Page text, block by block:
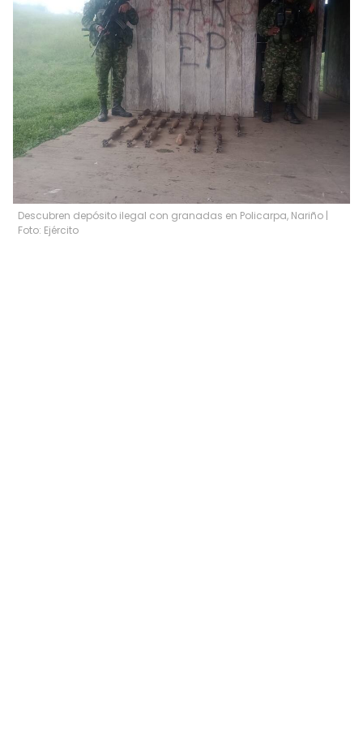
Descubren depósito ilegal con granadas en Policarpa, Nariño |
Foto: Ejército